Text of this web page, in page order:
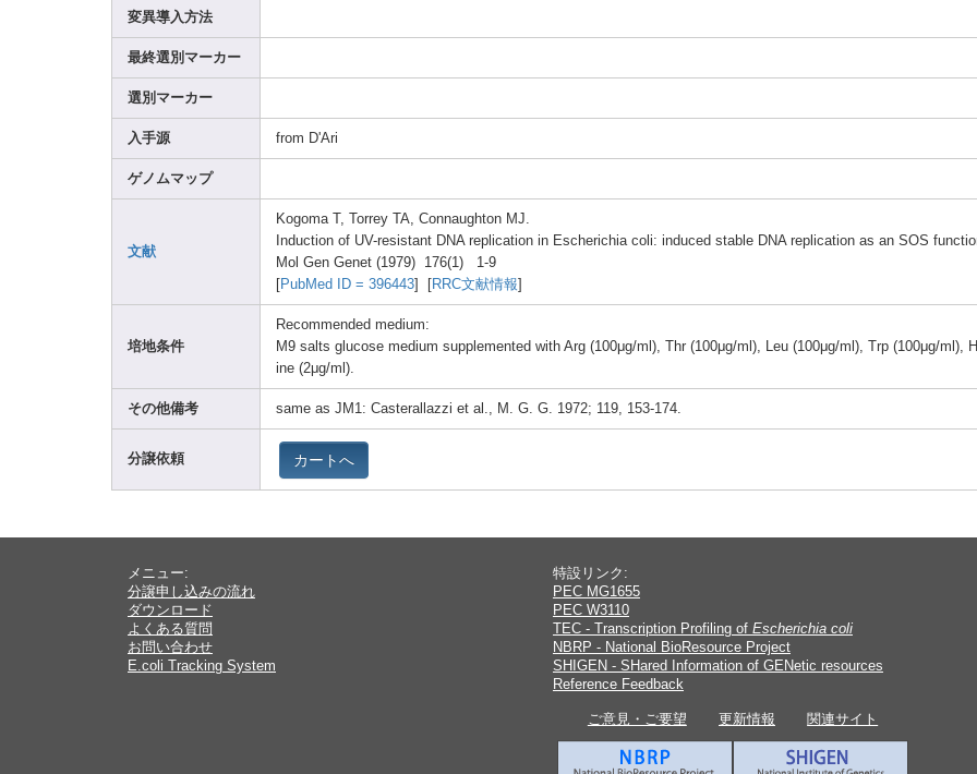
変異導入方法
最終選別マーカー
選別マーカー
入手源 from D'Ari
ゲノムマップ
文献
Kogoma T, Torrey TA, Connaughton MJ.
Induction of UV-resistant DNA replication in Escherichia coli: induced stabl e DNA replication as an SOS funct
Mol Gen Genet (1979) 176(1) 1-9
PubMed ID = 396443 RRC文献情報
培地条件
Recommended medium:
M9 salts glucose medium suppl emented with Arg (100μg/ml), Thr (100μg/ml), Leu (100μg/ml), Trp (100μg/ml),
ine (2μg/ml).
その他備考 same as JM1: Casterallazzi et al., M. G. G. 1972; 119, 153-174.
分譲依頼 カートへ
メニュー:
分譲申し込みの流れ
ダウンロード
よくある質問
お問い合わせ
E.coli Tracking System
特設リンク:
PEC MG1655
PEC W3110
TEC - Transcription Profiling of Escherichia coli
NBRP - National BioResource Project
SHIGEN - SHared Information of GENetic resources
Reference Feedback
ご意見・ご要望 更新情報 関連サイト